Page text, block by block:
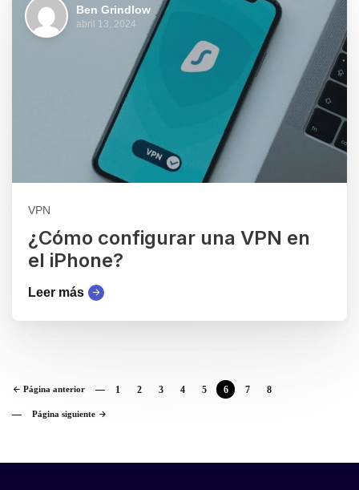
Ben Grindlow
abril 13, 2024
VPN
¿Cómo configurar una VPN en
el iPhone?
Leer más
Página anterior 1 2 3 4 5 6 7 8
Página siguiente